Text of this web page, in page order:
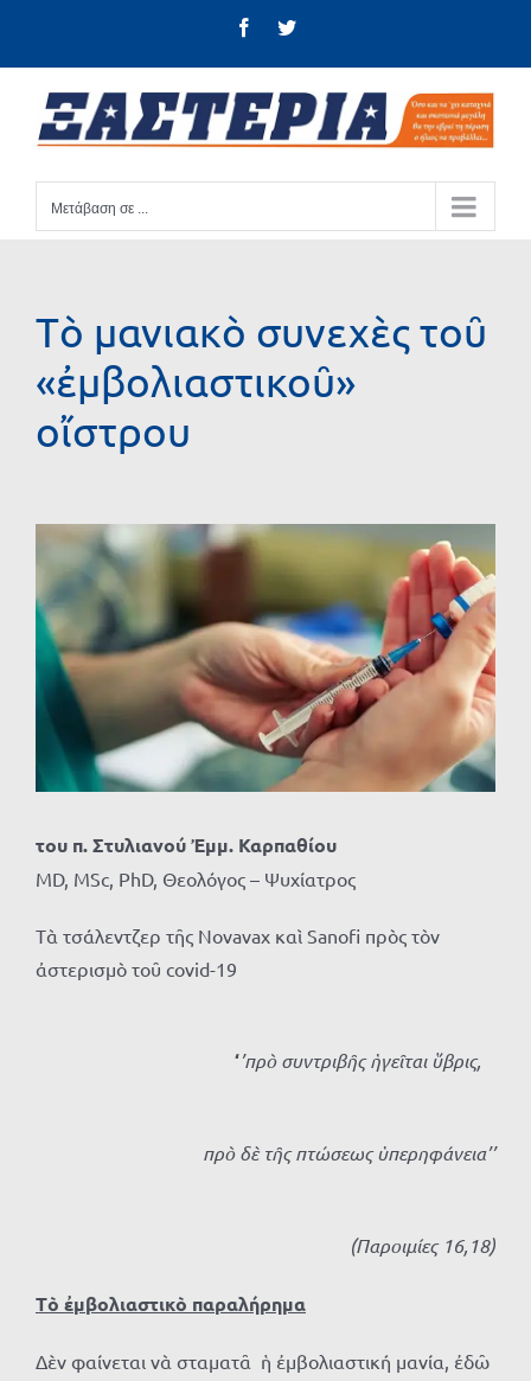
FacebookTwitter
Μετάβαση σε ...
Τὸ μανιακὸ συνεχὲς τοῦ
«ἐμβολιαστικοῦ»
οἴστρου
Προβολή
μεγαλύτερης
εικόνας
του π. Στυλιανού Ἐμμ. Καρπαθίου
MD, MSc, PhD, Θεολόγος – Ψυχίατρος
Τὰ τσάλεντζερ τῆς Novavax καὶ Sanofi πρὸς τὸν
ἀστερισμὸ τοῦ covid-19
‘’πρὸ συντριβῆς ἡγεῖται ὕβρις,
πρὸ δὲ τῆς πτώσεως ὑπερηφάνεια’’
(Παροιμίες 16,18)
Τὸ ἐμβολιαστικὸ παραλήρημα
Δὲν φαίνεται νὰ σταματᾶ ἡ ἐμβολιαστική μανία, ἐδῶ